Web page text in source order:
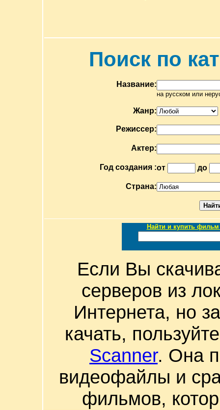
Поиск по
Название:
на русском или
Жанр:
Режиссер:
Актер:
Год создания :от до
Страна:
Найти и купить фильм
Если Вы
серверов из
Интернета, но
качать,
Scanner. Она
видеофайлы и
фильмов,